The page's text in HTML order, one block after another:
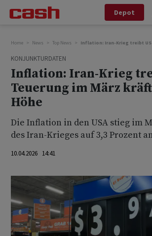
Depot
Home News Top News Inflation: Iran-Krieg treibt
KONJUNKTURDATEN
Inflation: Iran-Krieg
Teuerung im März
Höhe
Die Inflation in den USA stieg im
des Iran-Krieges auf 3,3 Prozent
10.04.2026 14:41